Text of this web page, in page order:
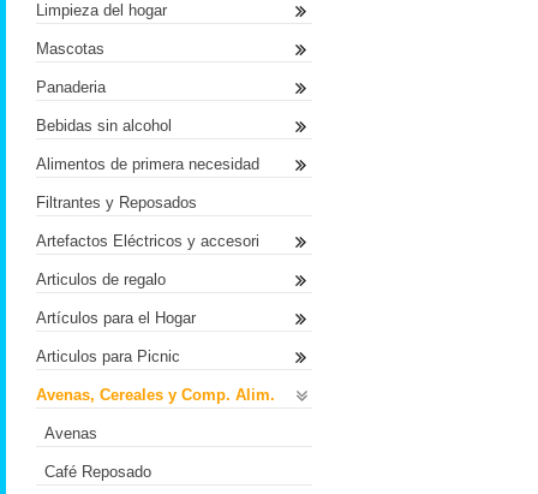
Limpieza del hogar
Mascotas
Panaderia
Bebidas sin alcohol
Alimentos de primera necesidad
Filtrantes y Reposados
Artefactos Eléctricos y accesori
Articulos de regalo
Artículos para el Hogar
Articulos para Picnic
Avenas, Cereales y Comp. Alim.
Avenas
Café Reposado